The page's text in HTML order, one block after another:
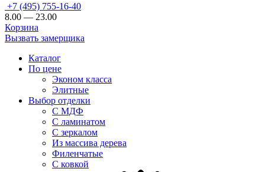
+7 (495) 755-16-40
8.00 — 23.00
Корзина
Вызвать замерщика
Каталог
По цене
Эконом класса
Элитные
Выбор отделки
С МДФ
С ламинатом
С зеркалом
Из массива дерева
Филенчатые
С ковкой